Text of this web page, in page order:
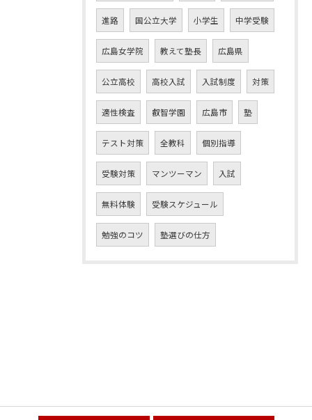
進路 国公立大学 小学生 中学受験
広島女学院 教えて塾長 広島県
公立高校 高校入試 入試制度 対策
適性検査 叡智学園 広島市 塾
テスト対策 全教科 個別指導
受験対策 マンツーマン 入試
無料体験 受験スケジュール
勉強のコツ 塾選びの仕方